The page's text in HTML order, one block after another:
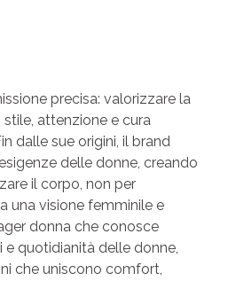
precisa: valorizzare la
attenzione e cura
dalle sue origini, il brand
delle donne, creando
il corpo, non per
una visione femminile e
donna che conosce
quotidianità delle donne,
che uniscono comfort,